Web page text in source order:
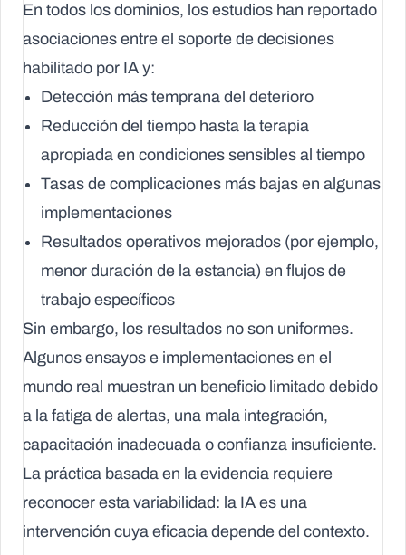
En todos los dominios, los estudios han reportado
asociaciones entre el soporte de decisiones
habilitado por IA y:
Detección más temprana del deterioro
Reducción del tiempo hasta la terapia
apropiada en condiciones sensibles al tiempo
Tasas de complicaciones más bajas en algunas
implementaciones
Resultados operativos mejorados (por ejemplo,
menor duración de la estancia) en flujos de
trabajo específicos
Sin embargo, los resultados no son uniformes.
Algunos ensayos e implementaciones en el
mundo real muestran un beneficio limitado debido
a la fatiga de alertas, una mala integración,
capacitación inadecuada o confianza insuficiente.
La práctica basada en la evidencia requiere
reconocer esta variabilidad: la IA es una
intervención cuya eficacia depende del contexto.